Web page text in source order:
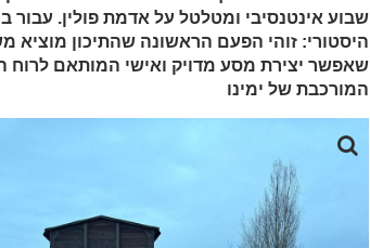
שבוע אינטנסיבי ומטלטל על אדמת פולין. עבור
היסטורי: זוהי הפעם הראשונה שהתיכון
שאפשר יצירת מסע מדויק ואישי המותאם לרוח
המורכבת של ימינו